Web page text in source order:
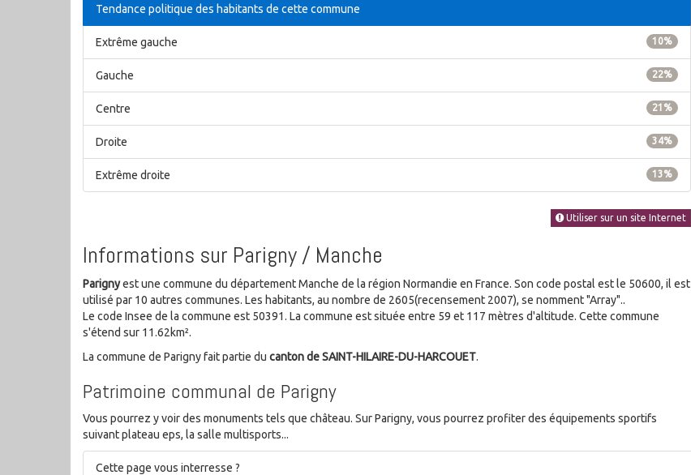
Tendance politique des habitants de cette commune
10%
Extrême gauche
22%
Gauche
21%
Centre
34%
Droite
13%
Extrême droite
Utiliser sur un site Internet
Informations sur Parigny / Manche
Parignyest une commune du département Manche de la région Normandie en France. Son code postal est le 50600, il est
utilisé par 10 autres communes. Les habitants, au nombre de 2605(recensement 2007), se nomment "Array"..
Le code Insee de la commune est 50391. La commune est située entre 59 et 117 mètres d'altitude. Cette commune
s'étend sur 11.62km².
La commune de Parigny fait partie du canton de SAINT-HILAIRE-DU-HARCOUET.
Patrimoine communal de Parigny
Vous pourrez y voir des monuments tels que château. Sur Parigny, vous pourrez profiter des équipements sportifs
suivant plateau eps, la salle multisports...
Cette page vous interresse ?